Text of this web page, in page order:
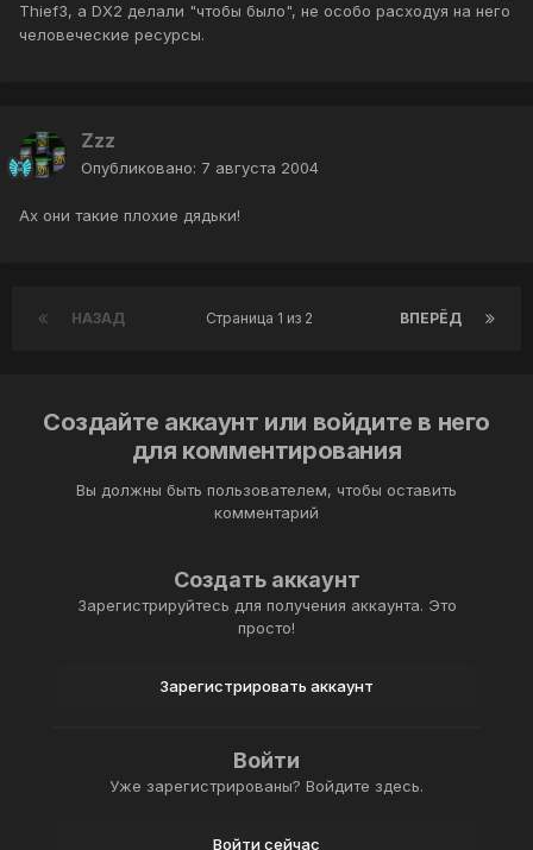
Thief3, а DX2 делали "чтобы было", не особо расходуя на него
человеческие ресурсы.
Zzz
Опубликовано: 7 августа 2004
Ах они такие плохие дядьки!
НАЗАД ВПЕРЁД
Страница 1 из 2
Создайте аккаунт или войдите в него
для комментирования
Вы должны быть пользователем, чтобы оставить
комментарий
Создать аккаунт
Зарегистрируйтесь для получения аккаунта. Это
просто!
Зарегистрировать аккаунт
Войти
Уже зарегистрированы? Войдите здесь.
Войти сейчас